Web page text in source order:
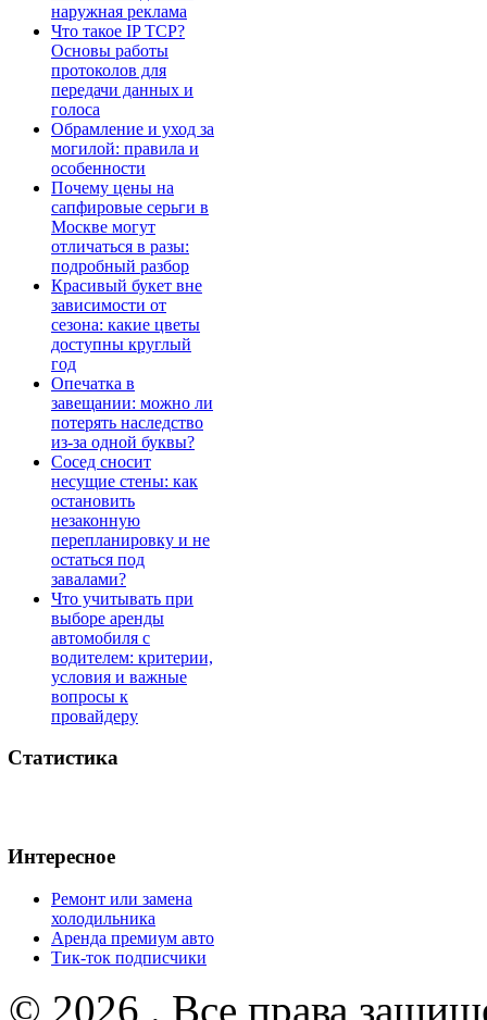
наружная реклама
Что такое IP TCP?
Основы работы
протоколов для
передачи данных и
голоса
Обрамление и уход за
могилой: правила и
особенности
Почему цены на
сапфировые серьги в
Москве могут
отличаться в разы:
подробный разбор
Красивый букет вне
зависимости от
сезона: какие цветы
доступны круглый
год
Опечатка в
завещании: можно ли
потерять наследство
из-за одной буквы?
Сосед сносит
несущие стены: как
остановить
незаконную
перепланировку и не
остаться под
завалами?
Что учитывать при
выборе аренды
автомобиля с
водителем: критерии,
условия и важные
вопросы к
провайдеру
Статистика
Интересное
Ремонт или замена
холодильника
Аренда премиум авто
Тик-ток подписчики
© 2026 . Все права